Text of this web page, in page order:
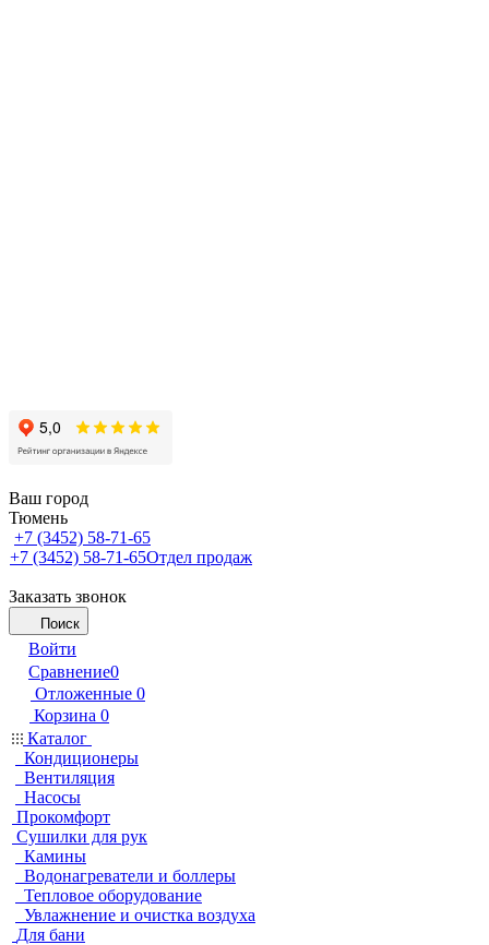
Ваш город
Тюмень
+7 (3452) 58-71-65
+7 (3452) 58-71-65Отдел продаж
Заказать звонок
Поиск
Войти
Сравнение0
Отложенные 0
Корзина 0
Каталог
Кондиционеры
Вентиляция
Насосы
Прокомфорт
Сушилки для рук
Камины
Водонагреватели и боллеры
Тепловое оборудование
Увлажнение и очистка воздуха
Для бани